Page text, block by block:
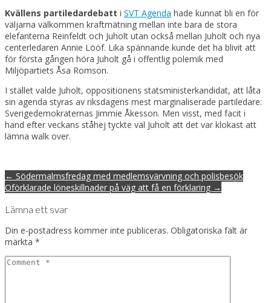
Kvällens partiledardebatt i SVT Agenda hade kunnat bli en för
väljarna välkommen kraftmätning mellan inte bara de stora
elefanterna Reinfeldt och Juholt utan också mellan Juholt och nya
centerledaren Annie Lööf. Lika spännande kunde det ha blivit att
för första gången höra Juholt gå i offentlig polemik med
Miljöpartiets Åsa Romson.
I stället valde Juholt, oppositionens statsministerkandidat, att låta
sin agenda styras av riksdagens mest marginaliserade partiledare:
Sverigedemokraternas Jimmie Åkesson. Men visst, med facit i
hand efter veckans ståhej tyckte väl Juholt att det var klokast att
lämna walk over.
Post
navigation
← Södermalmsfredag med medlemsvärvning och polisbesök
Oförklarade löneskillnader på väg att få en förklaring →
Lämna ett svar
Din e-postadress kommer inte publiceras. Obligatoriska fält är
märkta *